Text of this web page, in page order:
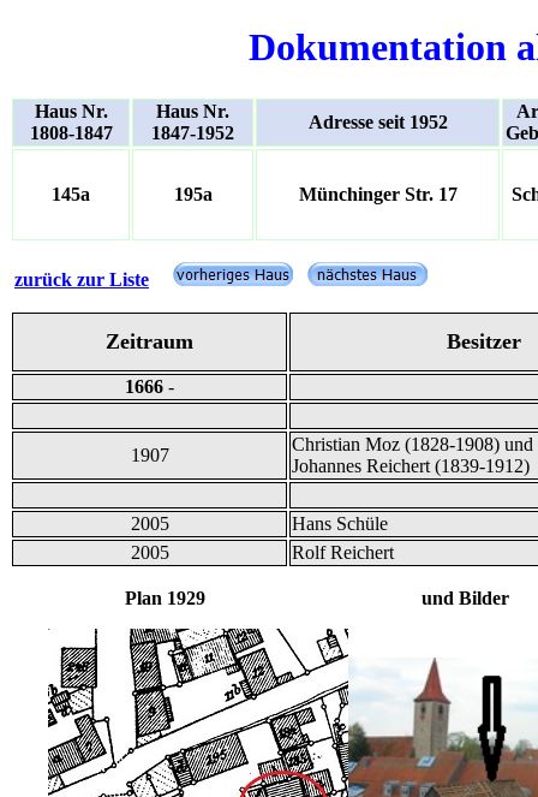
Dokumentation
Haus Nr.
1808-1847
Haus Nr.
1847-1952
Adresse seit 1952
145a 195a Münchinger Str. 17
zurück zur Liste
Zeitraum Besitzer
1666 -
1907
Christian Moz (1828-1908) und
Johannes Reichert (1839-
2005
Hans Schüle
2005
Rolf Reichert
Plan 1929 und Bilder